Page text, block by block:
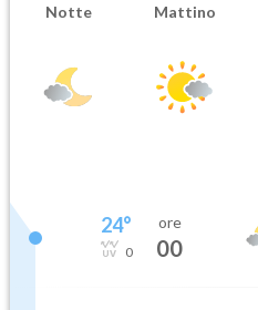
Notte Mattino
24°
0
ore
00